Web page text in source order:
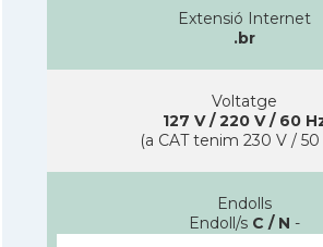
Extensió Internet
.br
Voltatge
127 V / 220 V / 60
(a CAT tenim 230 V / 50
Endolls
Endoll/s C / N -